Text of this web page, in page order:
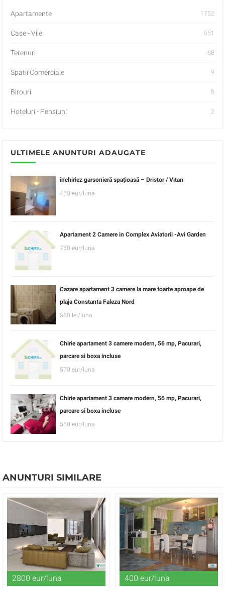
Apartamente 1752
Case - Vile 551
Terenuri 68
Spatii Comerciale 9
Birouri 8
Hoteluri - Pensiuni 2
ULTIMELE ANUNTURI ADAUGATE
închiriez garsonieră spațioasă – Dristor / Vitan
400 eur/luna
Apartament 2 Camere in Complex Aviatorii -Avi Garden
750 eur/luna
Cazare apartament 3 camere la mare foarte aproape de
plaja Constanta Faleza Nord
550 lei/luna
Chirie apartament 3 camere modern, 56 mp, Pacurari,
parcare si boxa incluse
570 eur/luna
Chirie apartament 3 camere modern, 56 mp, Pacurari,
parcare si boxa incluse
550 eur/luna
ANUNTURI SIMILARE
2800 eur/luna 400 eur/luna